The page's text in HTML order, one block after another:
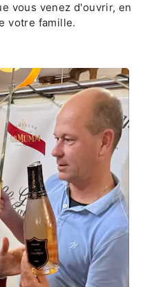
vous venez d'ouvrir, en
votre famille.